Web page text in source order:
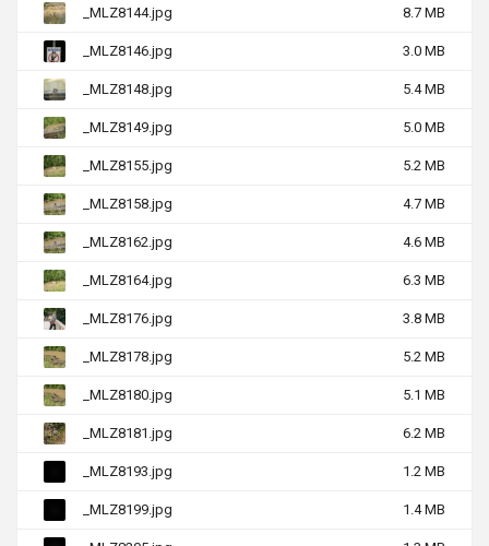
_MLZ8144.jpg 8.7 MB
_MLZ8146.jpg 3.0 MB
_MLZ8148.jpg 5.4 MB
_MLZ8149.jpg 5.0 MB
_MLZ8155.jpg 5.2 MB
_MLZ8158.jpg 4.7 MB
_MLZ8162.jpg 4.6 MB
_MLZ8164.jpg 6.3 MB
_MLZ8176.jpg 3.8 MB
_MLZ8178.jpg 5.2 MB
_MLZ8180.jpg 5.1 MB
_MLZ8181.jpg 6.2 MB
_MLZ8193.jpg 1.2 MB
_MLZ8199.jpg 1.4 MB